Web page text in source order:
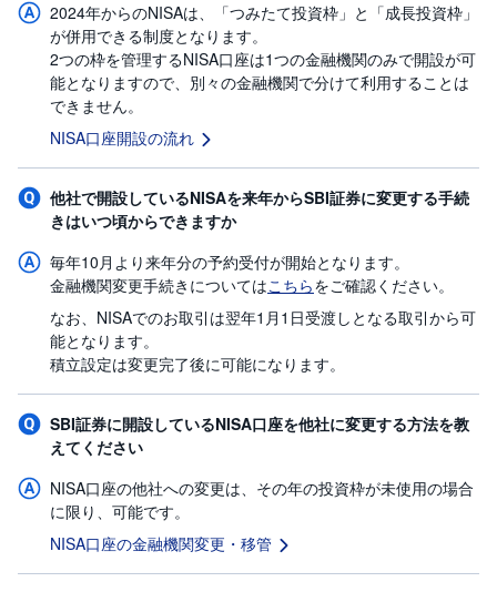
2024年からのNISAは、「つみたて投資枠」と「成長投資枠」
が併用できる制度となります。
2つの枠を管理するNISA口座は1つの金融機関のみで開設が可
能となりますので、別々の金融機関で分けて利用することは
できません。
NISA口座開設の流れ
他社で開設しているNISAを来年からSBI証券に変更する手続
きはいつ頃からできますか
毎年10月より来年分の予約受付が開始となります。
金融機関変更手続きについてはこちらをご確認ください。
なお、NISAでのお取引は翌年1月1日受渡しとなる取引から可
能となります。
積立設定は変更完了後に可能になります。
SBI証券に開設しているNISA口座を他社に変更する方法を教
えてください
NISA口座の他社への変更は、その年の投資枠が未使用の場合
に限り、可能です。
NISA口座の金融機関変更・移管